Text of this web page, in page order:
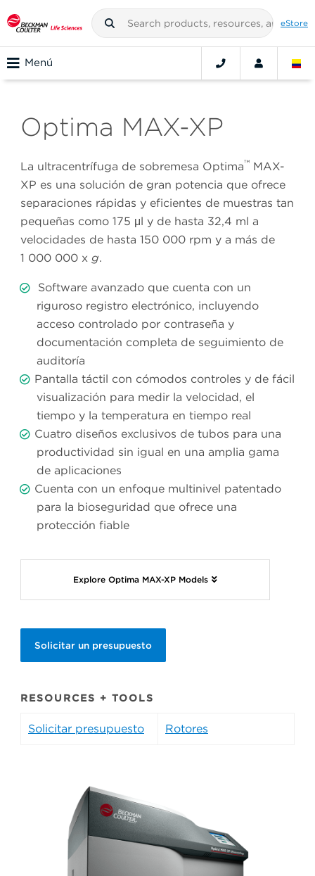
eStore
Menú
Optima MAX-XP
La ultracentrífuga de sobremesa Optima™ MAX-
XP es una solución de gran potencia que ofrece
separaciones rápidas y eficientes de muestras tan
pequeñas como 175 μl y de hasta 32,4 ml a
velocidades de hasta 150 000 rpm y a más de
1 000 000 x g.
Software avanzado que cuenta con un
riguroso registro electrónico, incluyendo
acceso controlado por contraseña y
documentación completa de seguimiento de
auditoría
Pantalla táctil con cómodos controles y de fácil
visualización para medir la velocidad, el
tiempo y la temperatura en tiempo real
Cuatro diseños exclusivos de tubos para una
productividad sin igual en una amplia gama
de aplicaciones
Cuenta con un enfoque multinivel patentado
para la bioseguridad que ofrece una
protección fiable
Explore Optima MAX-XP Models
Solicitar un presupuesto
RESOURCES + TOOLS
Solicitar presupuesto Rotores